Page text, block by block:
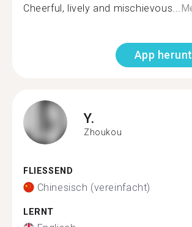
Cheerful, lively and mischievous...
App
Y.
Zhoukou
FLIESSEND
Chinesisch (vereinfacht)
LERNT